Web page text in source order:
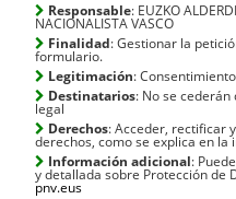
Responsable: EUZKO
NACIONALISTA VASCO
Finalidad: Gestionar la
formulario.
Legitimación:
Destinatarios: No se
legal
Derechos: Acceder, rectificar
derechos, como se explica en
Información adicional:
y detallada sobre Protección de
pnv.eus